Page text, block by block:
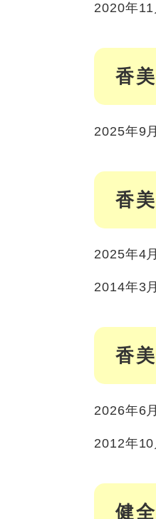
2020年
香
2025年9
香
2025年4
2014年3
香
2026年6
2012年
健